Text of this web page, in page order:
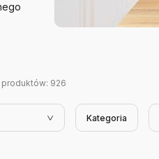
926
Kategoria